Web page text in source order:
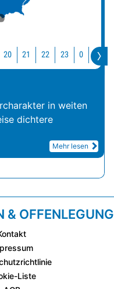
20 21 22 23 0 1
in weiten
dichtere
Mehr lesen
& OFFENLEGUNG
Liste